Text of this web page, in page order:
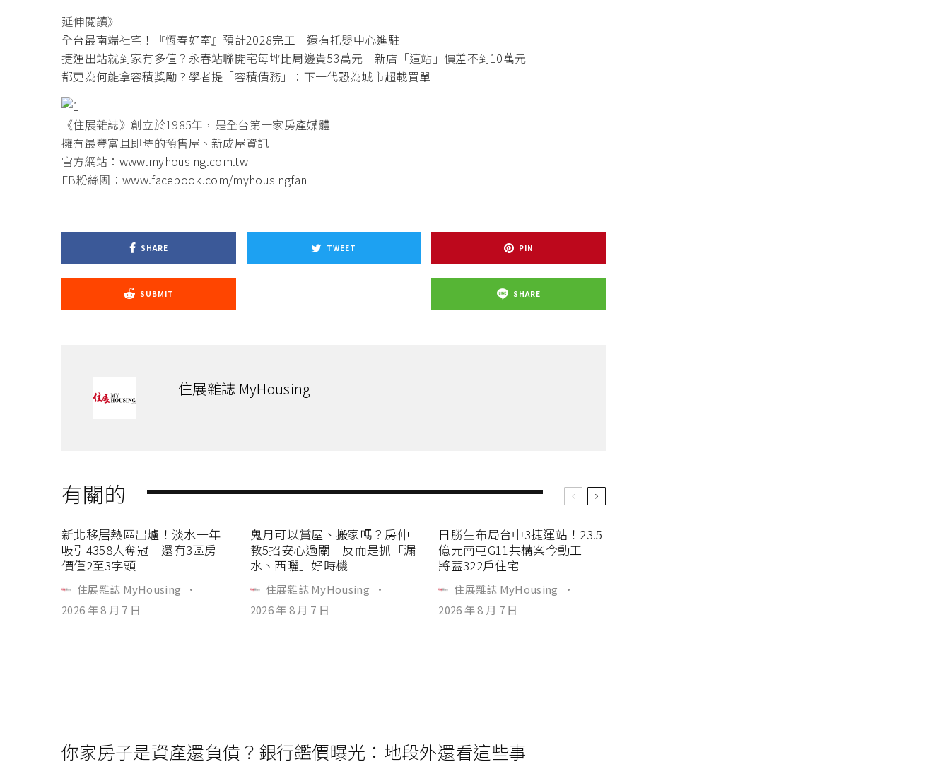
延伸閱讀》
全台最南端社宅！『恆春好室』預計2028完工 還有托嬰中心進駐
捷運出站就到家有多值？永春站聯開宅每坪比周邊貴53萬元 新店「這站」價差不到10萬元
都更為何能拿容積獎勵？學者提「容積債務」：下一代恐為城市超載買單
《住展雜誌》創立於1985年，是全台第一家房產媒體
擁有最豐富且即時的預售屋、新成屋資訊
官方網站： www.myhousing.com.tw
FB粉絲團： www.facebook.com/myhousingfan
SHARE TWEET PIN
SUBMIT SHARE
住展雜誌 MyHousing
有關的
新北移居熱區出爐！淡水一年
吸引4358人奪冠 還有3區房
價僅2至3字頭
住展雜誌 MyHousing
·
2026 年 8 月 7 日
鬼月可以賞屋、搬家嗎？房仲
教5招安心過關 反而是抓「漏
水、西曬」好時機
住展雜誌 MyHousing
·
2026 年 8 月 7 日
日勝生布局台中3捷運站！23.5
億元南屯G11共構案今動工
將蓋322戶住宅
住展雜誌 MyHousing
·
2026 年 8 月 7 日
你家房子是資產還負債？銀行鑑價曝光：地段外還看這些事